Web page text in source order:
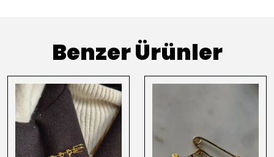
Benzer Ürünler